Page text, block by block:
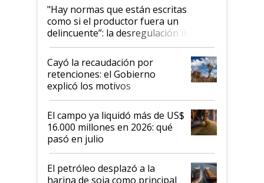
"Hay normas que están escritas
como si el productor fuera un
delincuente”: la desregulación llegó
al Congreso Aapresid y hasta se
habló del financiamiento al IPCVA
Cayó la recaudación por
retenciones: el Gobierno
explicó los motivos
El campo ya liquidó más de US$
16.000 millones en 2026: qué
pasó en julio
El petróleo desplazó a la
harina de soja como principal